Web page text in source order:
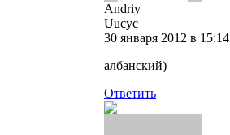
Andriy
Uucyc
30 января 2012 в 15:14
албанский)
Ответить